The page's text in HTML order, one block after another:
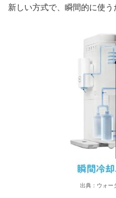
新しい方式で、瞬間的に使う
出典：ウォー